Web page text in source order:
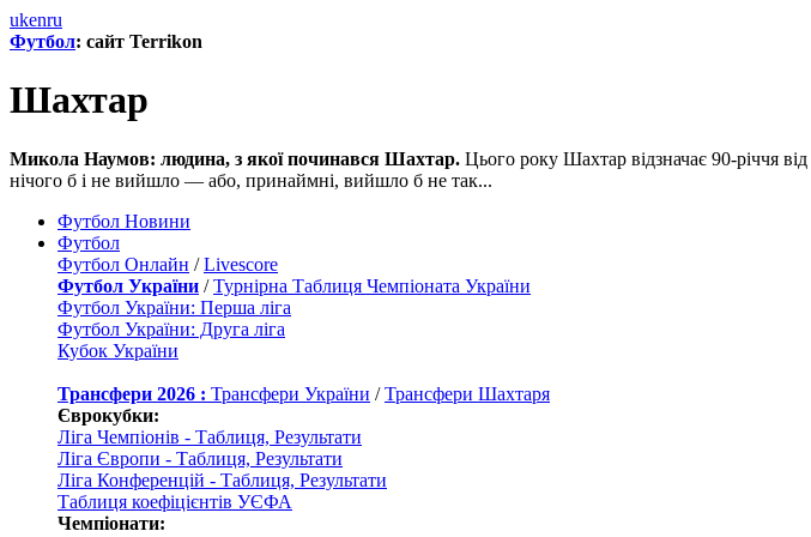
ukenru
Футбол: сайт Terrikon
Шахтар
Микола Наумов: людина, з якої починався Шахтар. Цього року Шахтар відзначає 90-річчя
нічого б і не вийшло — або, принаймні, вийшло б не так...
Футбол Новини
Футбол
Футбол Онлайн /Livescore
Футбол України /Турнірна Таблиця Чемпіоната України
Футбол України: Перша ліга
Футбол України: Друга ліга
Кубок України
Трансфери 2026 : Трансфери України /Трансфери Шахтаря
Єврокубки:
Ліга Чемпіонів - Таблиця, Результати
Ліга Європи - Таблиця, Результати
Ліга Конференцій - Таблиця, Результати
Таблиця коефіцієнтів УЄФА
Чемпіонати: